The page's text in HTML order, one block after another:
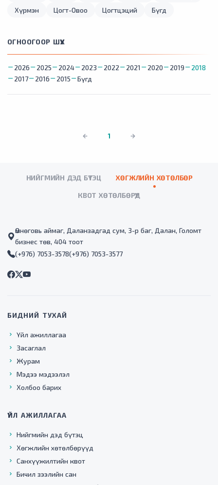
Хүрмэн
Цогт-Овоо Цогтцэций Бүгд
ОГНООГООР ШҮҮХ
2026 2025 2024 2023 2022 2021 2020 2019
2018
2017
2016 2015 Бүгд
1
НИЙГМИЙН ДЭД БҮТЭЦ ХӨГЖЛИЙН ХӨТӨЛБӨР
КВОТ ХӨТӨЛБӨРҮҮД
Өмнөговь аймаг, Даланзадгад сум, 3-р баг, Далан, Голомт
бизнес төв, 404 тоот
(+976) 7053-3578(+976) 7053-3577
БИДНИЙ ТУХАЙ
Үйл ажиллагаа
Засаглал
Журам
Мэдээ мэдээлэл
Холбоо барих
ҮЙЛ АЖИЛЛАГАА
Нийгмийн дэд бүтэц
Хөгжлийн хөтөлбөрүүд
Санхүүжилтийн квот
Бичил зээлийн сан